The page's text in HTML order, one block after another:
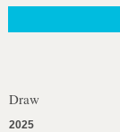
Draw
2025